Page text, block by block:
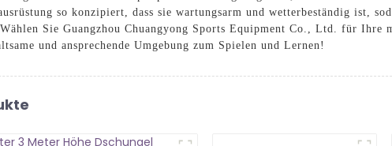
so konzipiert, dass sie wartungsarm und wetterbeständig ist,
Sie Guangzhou Chuangyong Sports Equipment Co., Ltd. für Ihre
und ansprechende Umgebung zum Spielen und Lernen!